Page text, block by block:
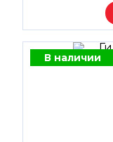
В наличии